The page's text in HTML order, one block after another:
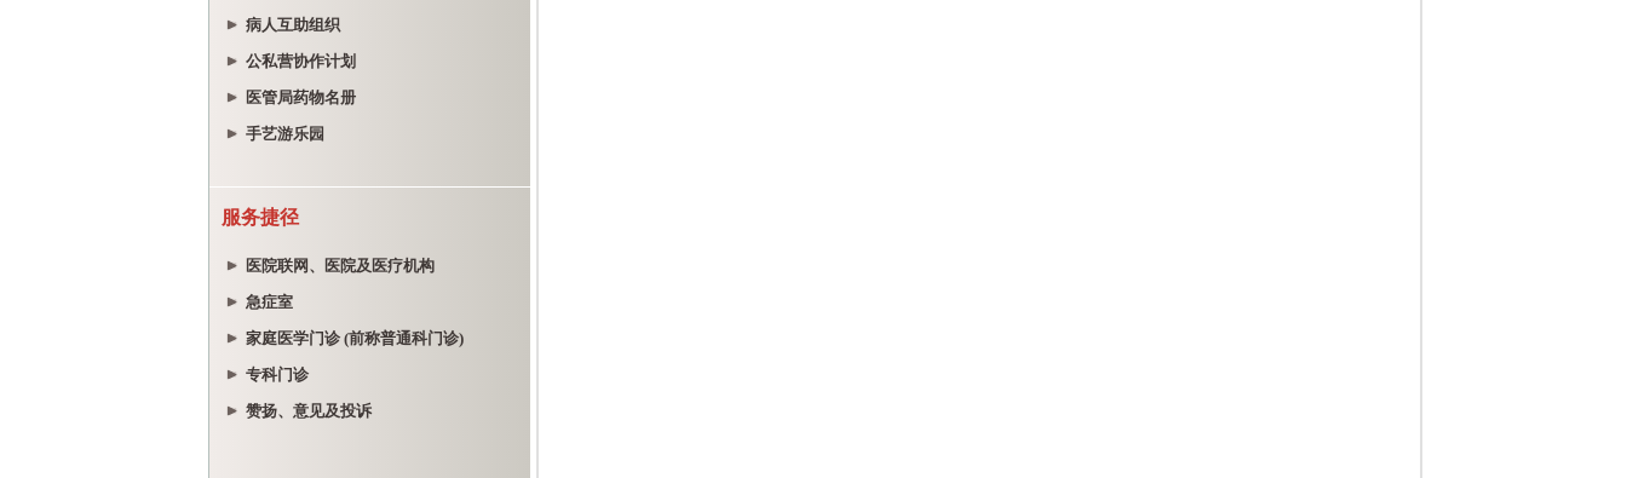
病人互助组织
公私营协作计划
医管局药物名册
手艺游乐园
服务捷径
医院联网、医院及医疗机构
急症室
家庭医学门诊 (前称普通科门诊)
专科门诊
赞扬、意见及投诉